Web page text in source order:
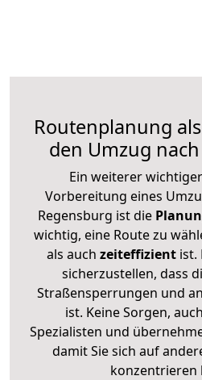
Routenplanung
den Umzug
Ein weiterer
Vorbereitung eines
Regensburg ist die
wichtig, eine Route zu
als auch zeiteffizientist.
sicherzustellen, dass
Straßensperrungen und
ist. Keine Sorgen,
Spezialisten und
damit Sie sich auf
konzentrieren